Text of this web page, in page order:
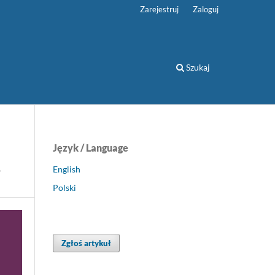
Szukaj
Zarejestruj Zaloguj
Język / Language
English
Polski
Zgłoś artykuł